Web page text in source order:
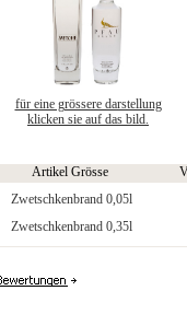
für eine grössere darstellung
klicken sie auf das bild.
Artikel Grösse
Zwetschkenbrand 0,05l
Zwetschkenbrand 0,35l